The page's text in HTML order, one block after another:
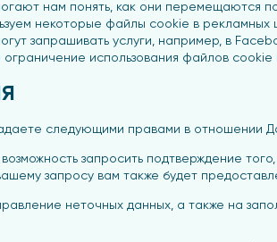
нам понять, как они перемещаются
некоторые файлы cookie в
запрашивать услуги, например, в
использования файлов
следующими правами в отношении
запросить подтверждение
запросу вам также будет
неточных данных, а также на